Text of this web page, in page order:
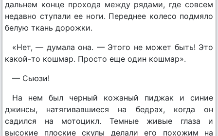
дальнем конце прохода между рядами, где совсем
недавно ступали ее ноги. Переднее колесо подмяло
белую ткань дорожки.
«Нет, — думала она. — Этого не может быть! Это
какой-то кошмар. Просто еще один кошмар».
— Сьюзи!
На нем был черный кожаный пиджак и синие
джинсы, натягивавшиеся на бедрах, когда он
садился на мотоцикл. Темные живые глаза и
высокие плоские скулы делали его похожим на